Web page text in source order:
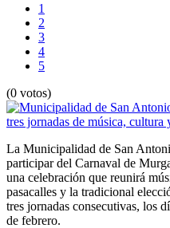
1
2
3
4
5
(0 votos)
La Municipalidad de San
participar del Carnaval de
una celebración que reunirá
pasacalles y la tradicional
tres jornadas consecutivas, los
de febrero.